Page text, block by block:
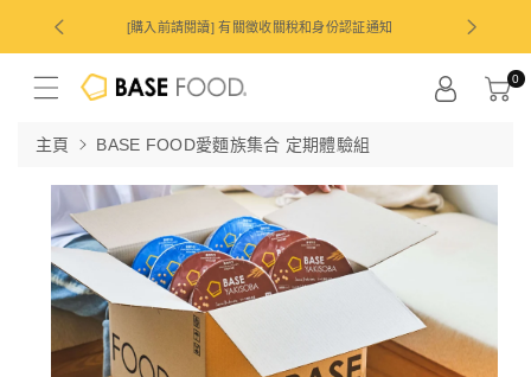
至
[購入前請閱讀] 有關徵收關稅和身份認証通知 持續越久好
0
主頁 BASE FOOD愛麵族集合 定期體驗組
略
產
品